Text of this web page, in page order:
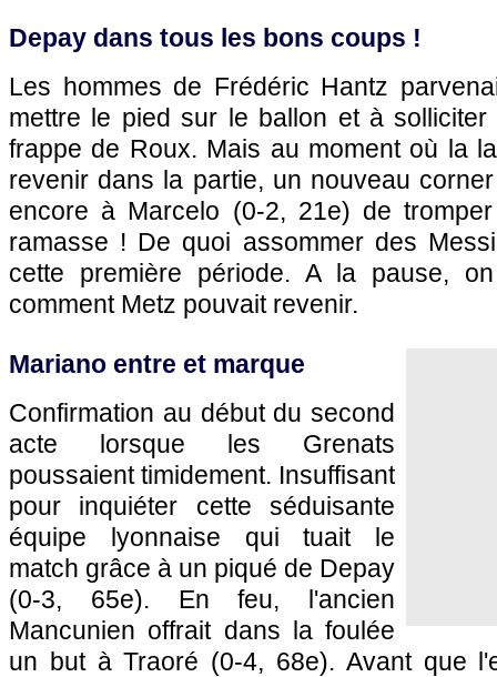
Depay dans tous les bons coups !
Les hommes de Frédéric Hantz
mettre le pied sur le ballon et à
frappe de Roux. Mais au moment où la
revenir dans la partie, un nouveau
encore à Marcelo (0-2, 21e) de
ramasse ! De quoi assommer des
cette première période. A la pause,
comment Metz pouvait revenir.
Mariano entre et marque
Confirmation au début du second
acte lorsque les Grenats
poussaient timidement. Insuffisant
pour inquiéter cette séduisante
équipe lyonnaise qui tuait le
match grâce à un piqué de Depay
(0-3, 65e). En feu, l'ancien
Mancunien offrait dans la foulée
un but à Traoré (0-4, 68e). Avant que